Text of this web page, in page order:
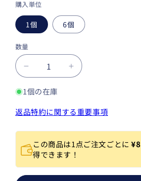
購入単位
1個 6個
数
量
数量
ま
る
の
鯛
め
し
の
や
る
の
鯛
め
し
の
1個の在庫
返品特約に関する重要事項
この商品は1点ご注文ごとに¥8
得できます！